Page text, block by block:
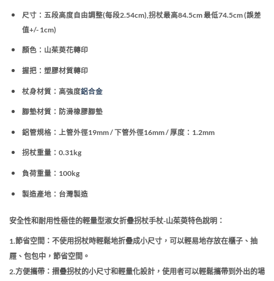
尺寸：五段高度自由調整(每段2.54cm),拐杖最高84.5cm 最低74.5cm (誤差
值+/- 1cm)
顏色：山茱萸花轉印
握把：塑膠材質轉印
杖身材質：高強度鋁合金
腳墊材質：防滑橡膠腳墊
鋁管規格：上管外徑19mm / 下管外徑16mm / 厚度：1.2mm
拐杖重量：0.31kg
負荷重量：100kg
製造產地：台灣製造
安全性和耐用性極佳的輕量型淑女折疊拐杖手杖-山茱萸特色說明：
1.節省空間：不使用拐杖時輕鬆地折疊成小尺寸，可以輕易地存放在櫃子、抽
屜、包包中，節省空間。
2.方便攜帶：摺疊拐杖的小尺寸和輕量化設計，使用者可以輕鬆攜帶到外出的場